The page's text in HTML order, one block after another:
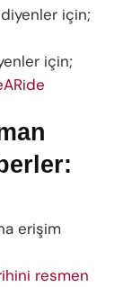
diyenler için;
için;
erişim
resmen